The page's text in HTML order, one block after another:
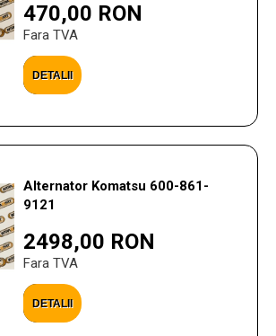
470,00 RON
Fara TVA
DETALII
Alternator Komatsu 600-861-
9121
2498,00 RON
Fara TVA
DETALII